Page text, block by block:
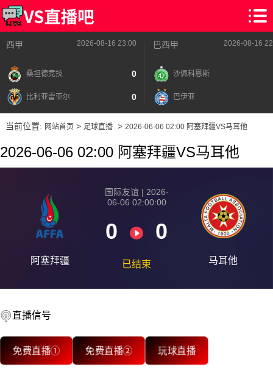
西甲 2026-08-16 23:00
桑坦德竞技 0
比利亚雷亚尔 0
巴西甲 2026-08-16
沙佩科恩斯
巴伊亚
当前位置: 网站首页> 足球直播> 2026-06-06 02:00 阿塞拜疆VS马耳他
2026-06-06 02:00 阿塞拜疆VS马耳他
阿塞拜疆
国际友谊 | 2026-
06-06 02:00:00
0 0
已结束 马耳他
直播信号
免费直播① 免费直播② 玩球直播
2026-08-16 【国际友谊】 阿塞拜疆VS马耳他
2026-08-16 【国际友谊】 阿塞拜疆VS马耳他
2026-08-16 【国际友谊】 阿塞拜疆VS马耳他